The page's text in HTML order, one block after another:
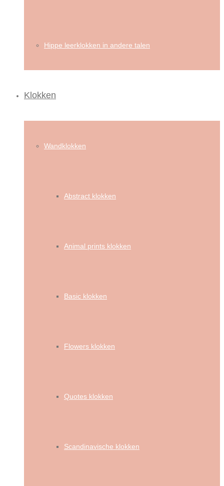
Hippe leerklokken in andere talen
Klokken
Wandklokken
Abstract klokken
Animal prints klokken
Basic klokken
Flowers klokken
Quotes klokken
Scandinavische klokken